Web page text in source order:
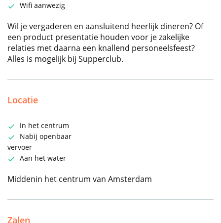
Wifi aanwezig
Wil je vergaderen en aansluitend heerlijk dineren? Of
een product presentatie houden voor je zakelijke
relaties met daarna een knallend personeelsfeest?
Alles is mogelijk bij Supperclub.
Locatie
In het centrum
Nabij openbaar
vervoer
Aan het water
Middenin het centrum van Amsterdam
Zalen